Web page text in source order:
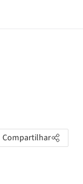
Compartilhar